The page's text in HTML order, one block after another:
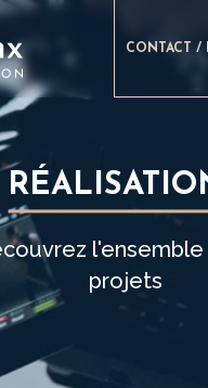
CONTACT /
l'ensemble
projets